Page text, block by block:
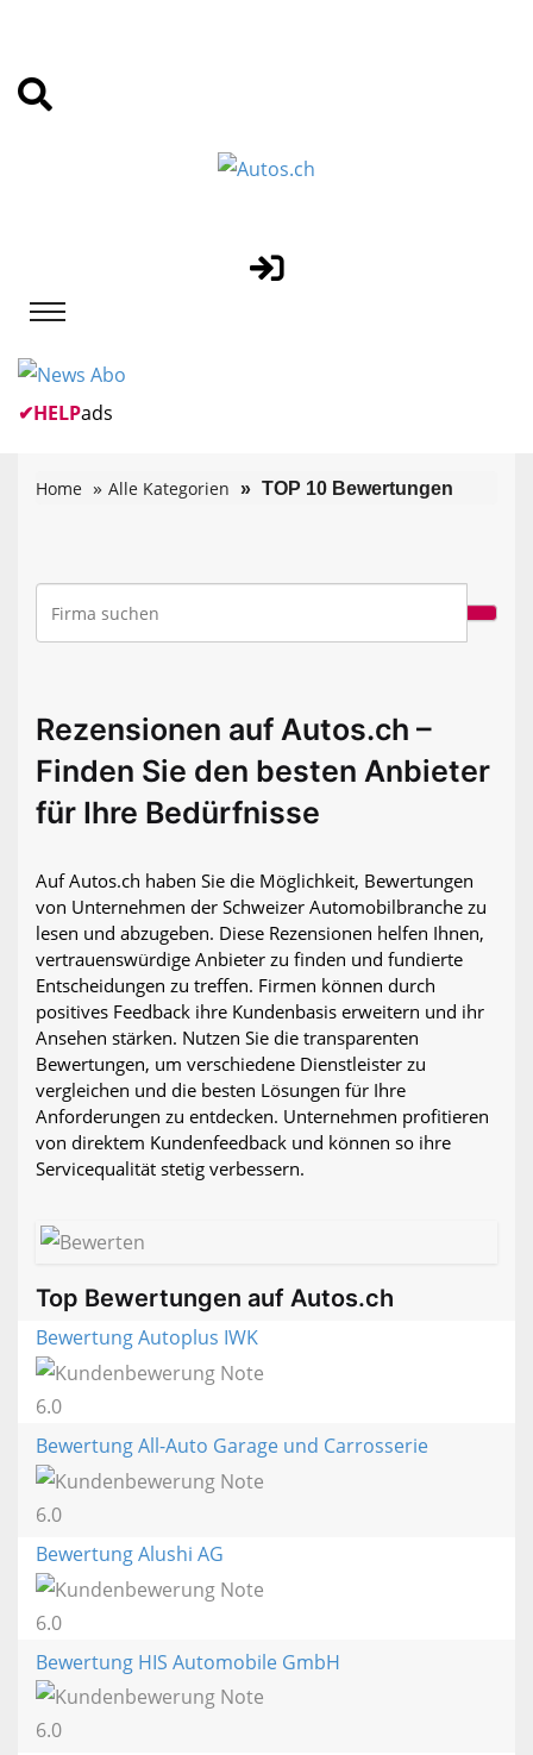
✔HELPads
Home Alle Kategorien TOP 10 Bewertungen
Rezensionen auf Autos.ch –
Finden Sie den besten Anbieter
für Ihre Bedürfnisse
Auf Autos.ch haben Sie die Möglichkeit, Bewertungen
von Unternehmen der Schweizer Automobilbranche zu
lesen und abzugeben. Diese Rezensionen helfen Ihnen,
vertrauenswürdige Anbieter zu finden und fundierte
Entscheidungen zu treffen. Firmen können durch
positives Feedback ihre Kundenbasis erweitern und ihr
Ansehen stärken. Nutzen Sie die transparenten
Bewertungen, um verschiedene Dienstleister zu
vergleichen und die besten Lösungen für Ihre
Anforderungen zu entdecken. Unternehmen profitieren
von direktem Kundenfeedback und können so ihre
Servicequalität stetig verbessern.
Top Bewertungen auf Autos.ch
Bewertung Autoplus IWK
6.0
Bewertung All-Auto Garage und Carrosserie
6.0
Bewertung Alushi AG
6.0
Bewertung HIS Automobile GmbH
6.0